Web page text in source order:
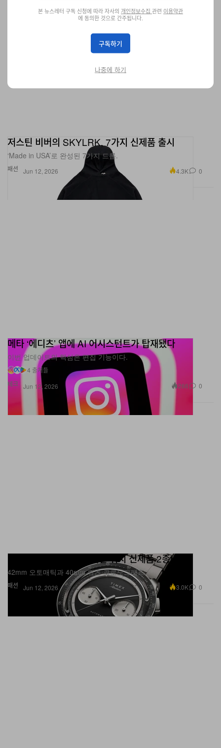
패션
저스틴 비버의 SKYLRK, 7가지 신제품 출시
‘Made in USA’로 완성된 7가지 드롭.
Jun 12, 2026 4.3K 0
테크
메타 ‘에디츠’ 앱에 AI 어시스턴트가 탑재됐다
이번 업데이트의 핵심은 편집 기능이다.
4 출처들
Jun 12, 2026
266 0
패션
타이맥스, 아틀리에 컬렉션 워치 신제품 2종 출시
42mm 오토매틱과 40mm 쿼츠 크로노그래프.
Jun 12, 2026 3.0K 0
본 뉴스레터 구독 신청에 따라 자사의 개인정보수집 관련 이용약관
에 동의한 것으로 간주됩니다.
구독하기
나중에 하기